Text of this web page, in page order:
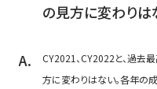
の見方に変わりは
CY2021、CY2022と、過去
方に変わりはない。各年の